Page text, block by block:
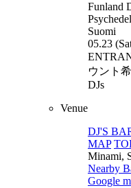
Funland
Suomi
05.23
ウント
DJs
Venue
DJ'S
MAP
Minami,
Nearby
Google